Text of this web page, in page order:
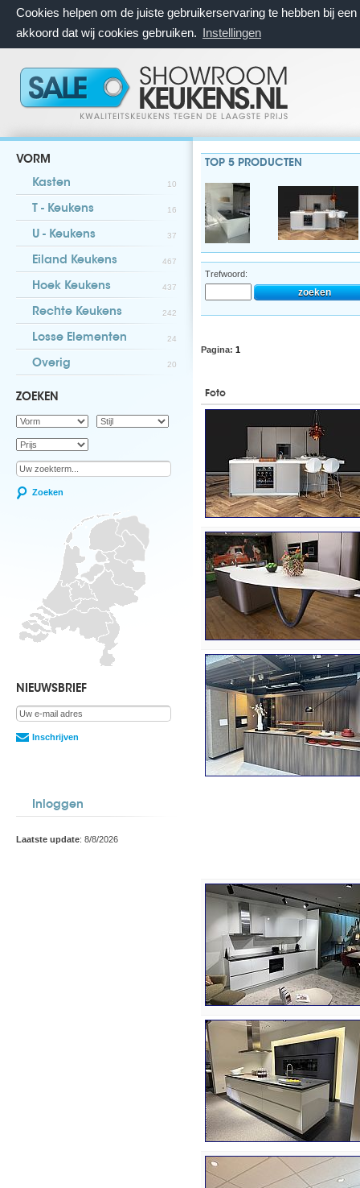
Cookies helpen om de juiste gebruikerservaring te hebben bij
akkoord dat wij cookies gebruiken. Instellingen
VORM
Kasten 10
T - Keukens 16
U - Keukens 37
Eiland Keukens 467
Hoek Keukens 437
Rechte Keukens 242
Losse Elementen 24
Overig 20
ZOEKEN
Zoeken
NIEUWSBRIEF
Inschrijven
Inloggen
Laatste update: 8/8/2026
TOP 5 PRODUCTEN
Trefwoord:
Pagina: 1
Foto